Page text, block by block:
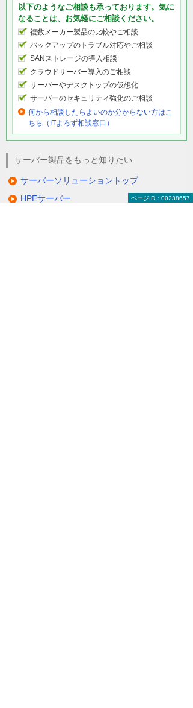
以下のようなご相談も承っております。気に
なることは、お気軽にご相談ください。
複数メーカー製品の比較やご相談
バックアップのトラブル対応やご相談
SANストレージの導入相談
クラウドサーバー導入のご相談
サーバーやデスクトップの仮想化
サーバーのセキュリティ強化のご相談
何から相談したらよいのか分からない方はこ
ちら（ITよろず相談窓口）
サーバー製品をもっと知りたい
サーバーソリューショントップ
HPEサーバー
ページID：00238657